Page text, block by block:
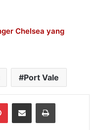
Chelsea yang
Port Vale
PinterestShare via Email Print